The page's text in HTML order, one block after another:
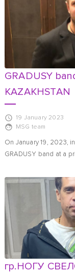
GRADUSY
KAZAKHSTAN
19 January 2023
MSG team
On January 19, 2023,
GRADUSY band at a
гр.НОГУ